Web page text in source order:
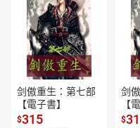
剑傲重生：第七部
【電子書】
$315
剑
【
$